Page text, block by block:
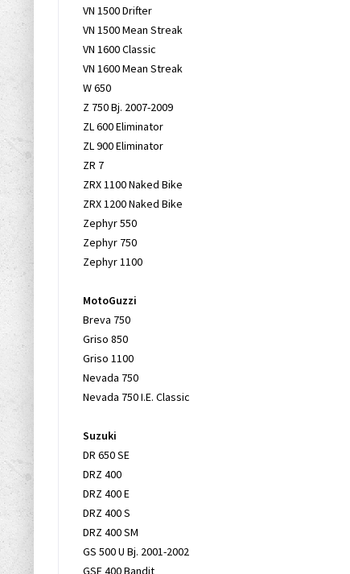
VN 1500 Drifter
VN 1500 Mean Streak
VN 1600 Classic
VN 1600 Mean Streak
W 650
Z 750 Bj. 2007-2009
ZL 600 Eliminator
ZL 900 Eliminator
ZR 7
ZRX 1100 Naked Bike
ZRX 1200 Naked Bike
Zephyr 550
Zephyr 750
Zephyr 1100
MotoGuzzi
Breva 750
Griso 850
Griso 1100
Nevada 750
Nevada 750 I.E. Classic
Suzuki
DR 650 SE
DRZ 400
DRZ 400 E
DRZ 400 S
DRZ 400 SM
GS 500 U Bj. 2001-2002
GSF 400 Bandit